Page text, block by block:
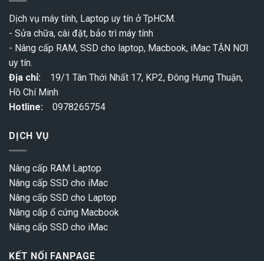
Dịch vụ máy tính, Laptop uy tín ở TpHCM.
- Sửa chữa, cài đặt, bảo trì máy tính
- Nâng cấp RAM, SSD cho laptop, Macbook, iMac TẬN NƠI
uy tín.
Địa chỉ: 19/1 Tân Thới Nhất 17, KP2, Đông Hưng Thuận,
Hồ Chí Minh
Hotline:
0978265754
DỊCH VỤ
Nâng cấp RAM Laptop
Nâng cấp SSD cho iMac
Nâng cấp SSD cho Laptop
Nâng cấp ổ cứng Macbook
Nâng cấp SSD cho iMac
KẾT NỐI FANPAGE